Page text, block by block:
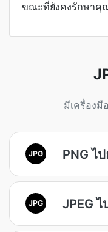
ขณะที่ยังคงรักษาคุ
มีเครื่องมื
JPG PNG ไ
JPG JPEG ไ